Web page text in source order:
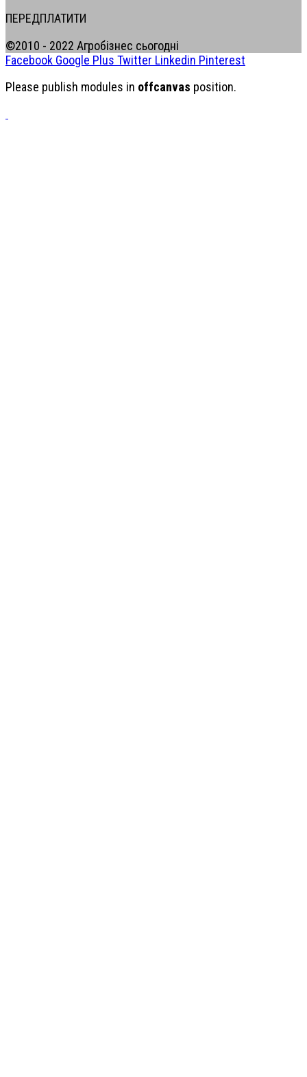
ПЕРЕДПЛАТИТИ
©2010 - 2022 Агробізнес сьогодні
Facebook Google Plus Twitter Linkedin Pinterest
Please publish modules in offcanvas position.